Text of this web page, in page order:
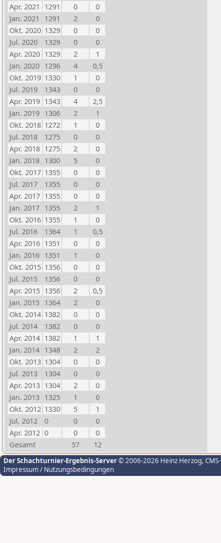
Apr. 2021 1291 0
0
Jan. 2021
1291 2
0
Okt. 2020 1329 0
0
Jul. 2020
1329 0
0
Apr. 2020 1329 2
1
Jan. 2020 1296 4
0,5
Okt. 2019 1330 1
0
Jul. 2019
1343 0
0
Apr. 2019 1343 4
2,5
Jan. 2019 1306 2
1
Okt. 2018 1272 1
0
Jul. 2018
1275 0
0
Apr. 2018 1275 2
0
Jan. 2018 1300 5
0
Okt. 2017 1355 0
0
Jul. 2017
1355 0
0
Apr. 2017 1355 0
0
Jan. 2017 1355 2
1
Okt. 2016 1355 1
0
Jul. 2016
1364 1
0,5
Apr. 2016 1351 0
0
Jan. 2016 1351 1
0
Okt. 2015 1356 0
0
Jul. 2015
1356 0
0
Apr. 2015 1356 2
0,5
Jan. 2015 1364 2
0
Okt. 2014 1382 0
0
Jul. 2014
1382 0
0
Apr. 2014 1382 1
1
Jan. 2014 1348 2
2
Okt. 2013 1304 0
0
Jul. 2013
1304 0
0
Apr. 2013 1304 2
0
Jan. 2013 1325 1
0
Okt. 2012 1330 5
1
Jul. 2012
0 0
0
Apr. 2012 0 0
0
Gesamt
57 12
Der Schachturnier-Ergebnis-Server© 2006-2026 Heinz Herzog,
Impressum / Nutzungsbedingungen